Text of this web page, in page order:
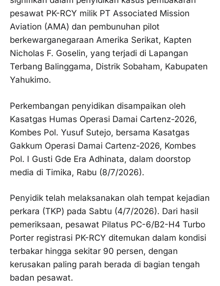
pesawat PK-RCY milik PT Associated Mission
Aviation (AMA) dan pembunuhan pilot
berkewarganegaraan Amerika Serikat, Kapten
Nicholas F. Goselin, yang terjadi di Lapangan
Terbang Balinggama, Distrik Sobaham, Kabupaten
Yahukimo.
Perkembangan penyidikan disampaikan oleh
Kasatgas Humas Operasi Damai Cartenz-2026,
Kombes Pol. Yusuf Sutejo, bersama Kasatgas
Gakkum Operasi Damai Cartenz-2026, Kombes
Pol. I Gusti Gde Era Adhinata, dalam doorstop
media di Timika, Rabu (8/7/2026).
Penyidik telah melaksanakan olah tempat kejadian
perkara (TKP) pada Sabtu (4/7/2026). Dari hasil
pemeriksaan, pesawat Pilatus PC-6/B2-H4 Turbo
Porter registrasi PK-RCY ditemukan dalam kondisi
terbakar hingga sekitar 90 persen, dengan
kerusakan paling parah berada di bagian tengah
badan pesawat.